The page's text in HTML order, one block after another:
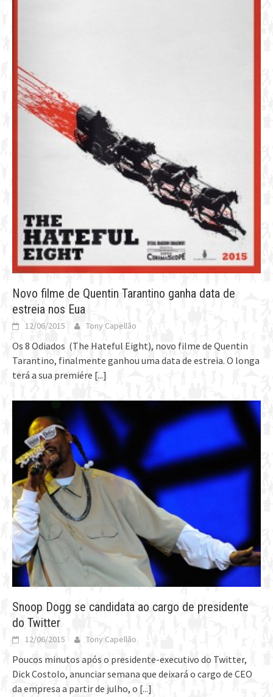
Novo filme de Quentin Tarantino ganha data de
estreia nos Eua
12/06/2015 Tony Capellão
Os 8 Odiados (The Hateful Eight), novo filme de Quentin
Tarantino, finalmente ganhou uma data de estreia. O longa
terá a sua premiére [...]
Snoop Dogg se candidata ao cargo de presidente
do Twitter
12/06/2015 Tony Capellão
Poucos minutos após o presidente-executivo do Twitter,
Dick Costolo, anunciar semana que deixará o cargo de CEO
da empresa a partir de julho, o [...]